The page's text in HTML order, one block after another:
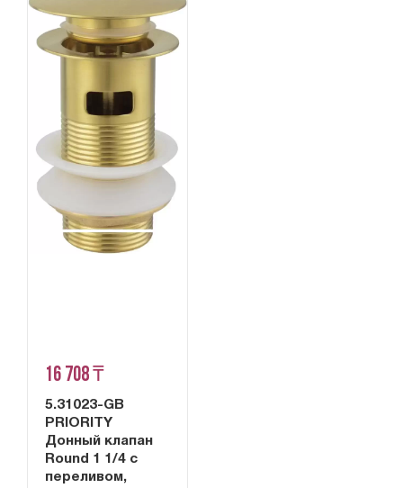
16 708 ₸
5.31023-GB
PRIORITY
Донный клапан
Round 1 1/4 с
переливом,